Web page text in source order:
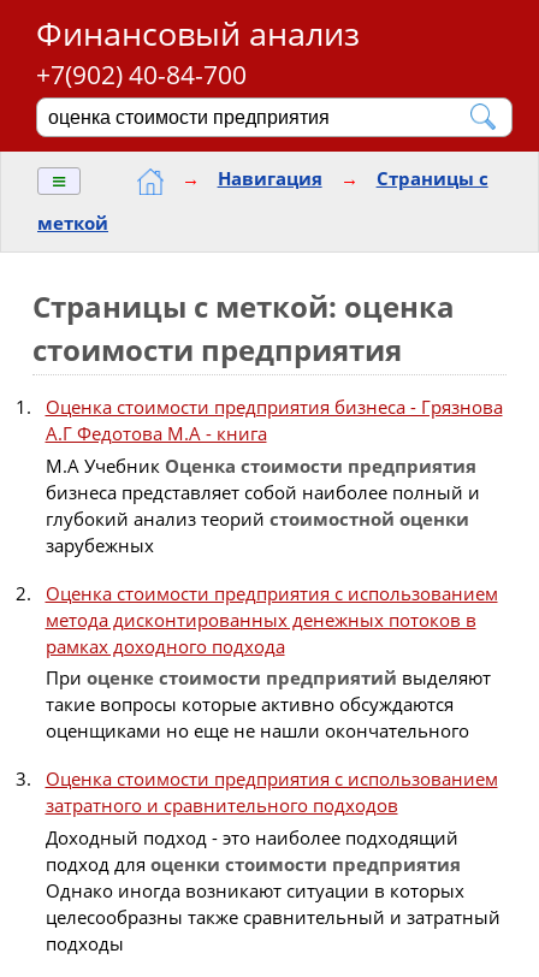
Финансовый анализ
+7(902) 40-84-700
≡ → Навигация →
Страницы с
меткой
Страницы с меткой: оценка
стоимости предприятия
Оценка стоимости предприятия бизнеса - Грязнова
А.Г Федотова М.А - книга
М.А Учебник Оценка стоимости предприятия
бизнеса представляет собой наиболее полный и
глубокий анализ теорий стоимостной оценки
зарубежных
Оценка стоимости предприятия с использованием
метода дисконтированных денежных потоков в
рамках доходного подхода
При оценке стоимости предприятий выделяют
такие вопросы которые активно обсуждаются
оценщиками но еще не нашли окончательного
Оценка стоимости предприятия с использованием
затратного и сравнительного подходов
Доходный подход - это наиболее подходящий
подход для оценки стоимости предприятия
Однако иногда возникают ситуации в которых
целесообразны также сравнительный и затратный
подходы